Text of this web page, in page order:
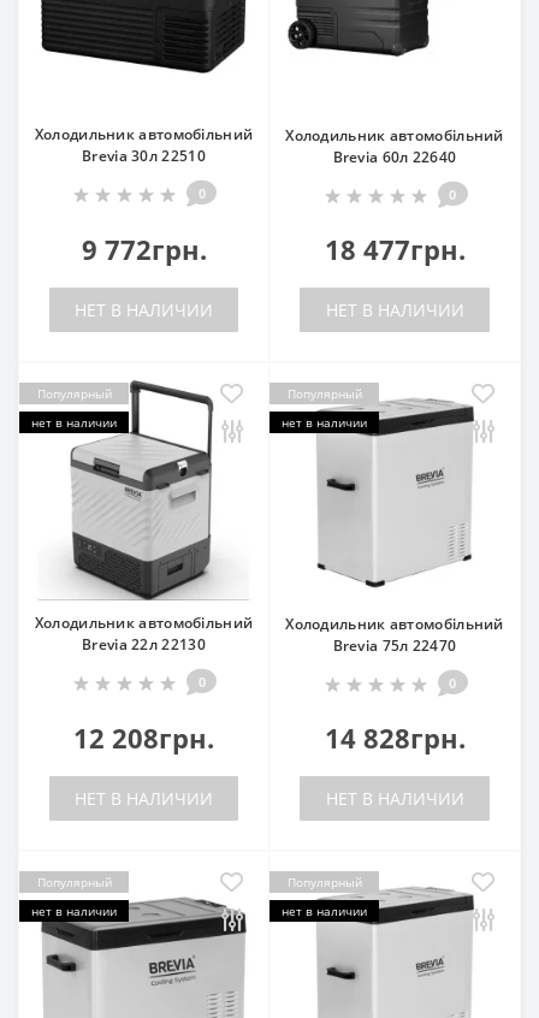
Холодильник автомобільний
Brevia 30л 22510
0
9 772грн.
НЕТ В НАЛИЧИИ
Холодильник автомобільний
Brevia 60л 22640
0
18 477грн.
НЕТ В НАЛИЧИИ
Популярный
нет в наличии
Холодильник автомобільний
Brevia 22л 22130
0
12 208грн.
НЕТ В НАЛИЧИИ
Популярный
нет в наличии
Холодильник автомобільний
Brevia 75л 22470
0
14 828грн.
НЕТ В НАЛИЧИИ
Популярный
нет в наличии
Популярный
нет в наличии